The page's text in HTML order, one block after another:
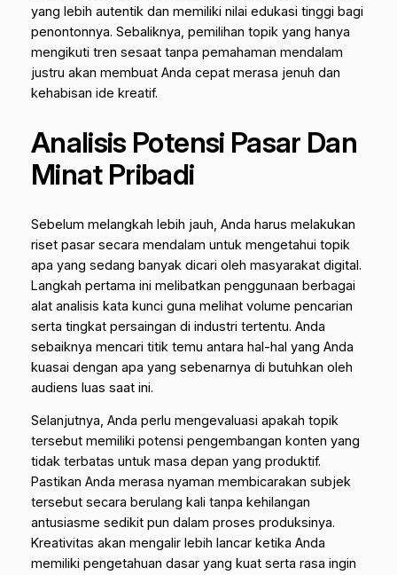
yang lebih autentik dan memiliki nilai edukasi tinggi bagi
penontonnya. Sebaliknya, pemilihan topik yang hanya
mengikuti tren sesaat tanpa pemahaman mendalam
justru akan membuat Anda cepat merasa jenuh dan
kehabisan ide kreatif.
Analisis Potensi Pasar Dan
Minat Pribadi
Sebelum melangkah lebih jauh, Anda harus melakukan
riset pasar secara mendalam untuk mengetahui topik
apa yang sedang banyak dicari oleh masyarakat digital.
Langkah pertama ini melibatkan penggunaan berbagai
alat analisis kata kunci guna melihat volume pencarian
serta tingkat persaingan di industri tertentu. Anda
sebaiknya mencari titik temu antara hal-hal yang Anda
kuasai dengan apa yang sebenarnya di butuhkan oleh
audiens luas saat ini.
Selanjutnya, Anda perlu mengevaluasi apakah topik
tersebut memiliki potensi pengembangan konten yang
tidak terbatas untuk masa depan yang produktif.
Pastikan Anda merasa nyaman membicarakan subjek
tersebut secara berulang kali tanpa kehilangan
antusiasme sedikit pun dalam proses produksinya.
Kreativitas akan mengalir lebih lancar ketika Anda
memiliki pengetahuan dasar yang kuat serta rasa ingin